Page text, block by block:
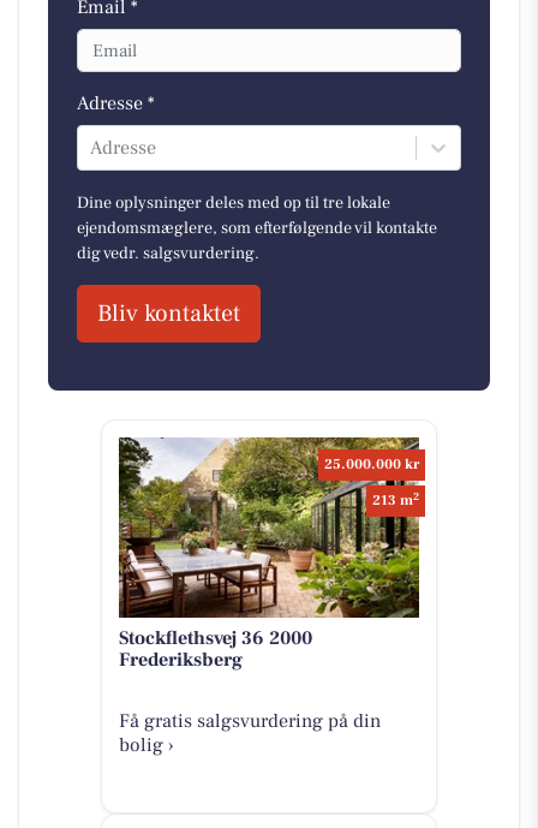
Email *
Adresse *
Adresse
Dine oplysninger deles med op til tre lokale
ejendomsmæglere, som efterfølgende vil kontakte
dig vedr. salgsvurdering.
Bliv kontaktet
25.000.000 kr
213 m2
Stockflethsvej 36 2000
Frederiksberg
Få gratis salgsvurdering på din
bolig ›